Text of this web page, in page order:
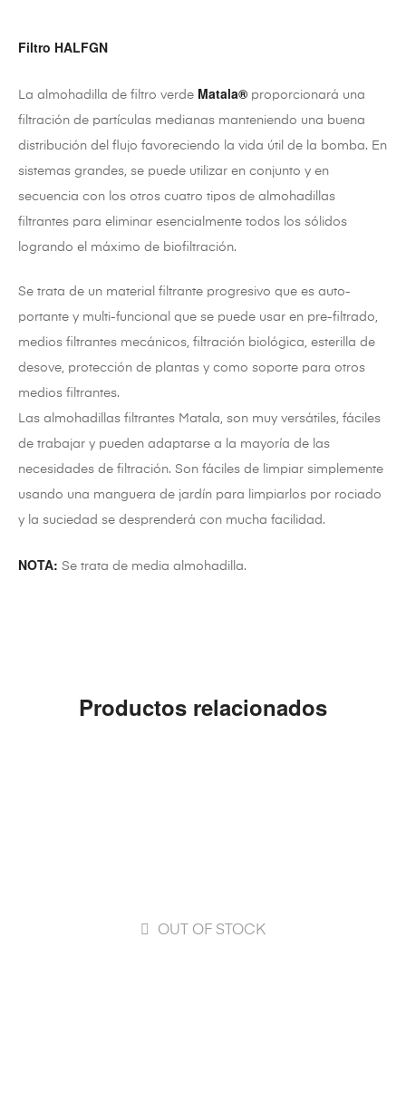
Filtro HALFGN
La almohadilla de filtro verde Matala® proporcionará una
filtración de partículas medianas manteniendo una buena
distribución del flujo favoreciendo la vida útil de la bomba. En
sistemas grandes, se puede utilizar en conjunto y en
secuencia con los otros cuatro tipos de almohadillas
filtrantes para eliminar esencialmente todos los sólidos
logrando el máximo de biofiltración.
Se trata de un material filtrante progresivo que es auto-
portante y multi-funcional que se puede usar en pre-filtrado,
medios filtrantes mecánicos, filtración biológica, esterilla de
desove, protección de plantas y como soporte para otros
medios filtrantes.
Las almohadillas filtrantes Matala, son muy versátiles, fáciles
de trabajar y pueden adaptarse a la mayoría de las
necesidades de filtración. Son fáciles de limpiar simplemente
usando una manguera de jardín para limpiarlos por rociado
y la suciedad se desprenderá con mucha facilidad.
NOTA: Se trata de media almohadilla.
Productos relacionados
OUT OF STOCK